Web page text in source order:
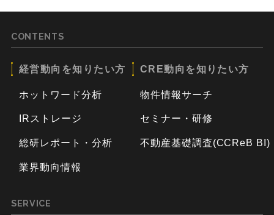
CONTENTS
経営動向を知りたい方
ホットワード分析
IRストレージ
総研レポート・分析
業界動向情報
CRE動向を知りたい方
物件情報サーチ
セミナー・研修
不動産基礎調査(CCReB BI)
SERVICE